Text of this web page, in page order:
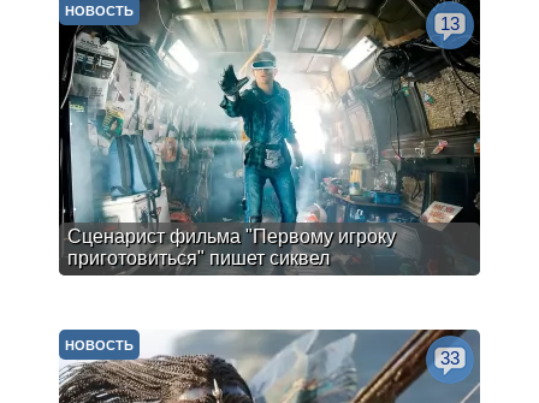
Сценарист фильма "Первому игроку
приготовиться" пишет сиквел
НОВОСТЬ
13
НОВОСТЬ
33